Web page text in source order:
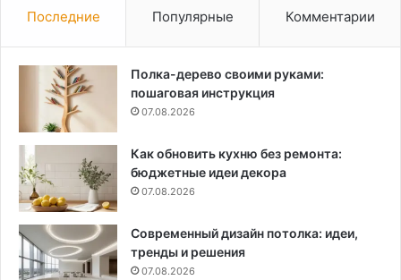
Последние Популярные Комментарии
Полка-дерево своими руками:
пошаговая инструкция
07.08.2026
Как обновить кухню без ремонта:
бюджетные идеи декора
07.08.2026
Современный дизайн потолка: идеи,
тренды и решения
07.08.2026